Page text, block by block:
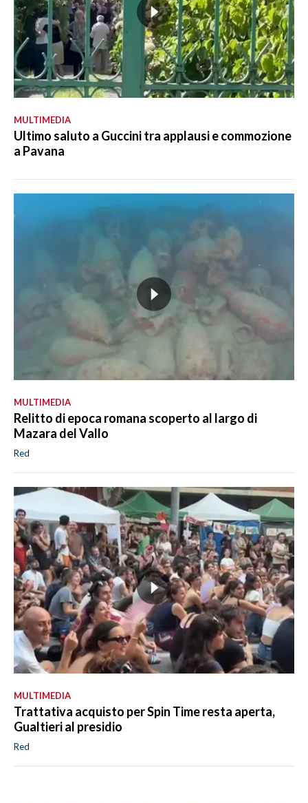
MULTIMEDIA
Ultimo saluto a Guccini tra applausi e commozione
a Pavana
MULTIMEDIA
Relitto di epoca romana scoperto al largo di
Mazara del Vallo
Red
MULTIMEDIA
Trattativa acquisto per Spin Time resta aperta,
Gualtieri al presidio
Red